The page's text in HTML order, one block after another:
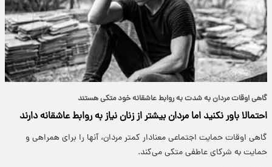
گاهی اوقات مردان به شدت به روابط عاشقانه خود متکی هستند
احتمالا باور نکنید اما مردان بیشتر از زنان نیاز به روابط عاشقانه دارند
گاهی اوقات حمایت اجتماعی معنادار کمتر مردان، آنها را برای همراهی و
حمایت به شرکای عاطفی متکی می‌کند.